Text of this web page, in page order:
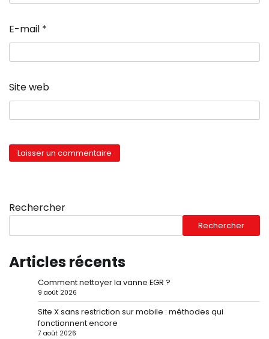
E-mail *
Site web
Rechercher
Rechercher
Articles récents
Comment nettoyer la vanne EGR ?
9 août 2026
Site X sans restriction sur mobile : méthodes qui
fonctionnent encore
7 août 2026